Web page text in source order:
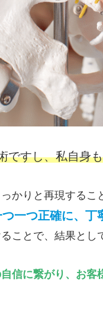
ですし、私自身
かりと再現するこ
つ一つ正確に、丁
ことで、結果とし
信に繋がり、お